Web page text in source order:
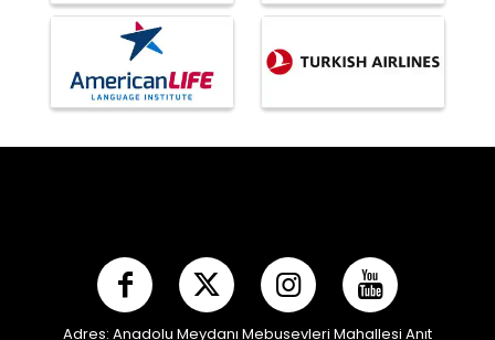
Adres: Anadolu Meydanı Mebusevleri Mahallesi Anıt